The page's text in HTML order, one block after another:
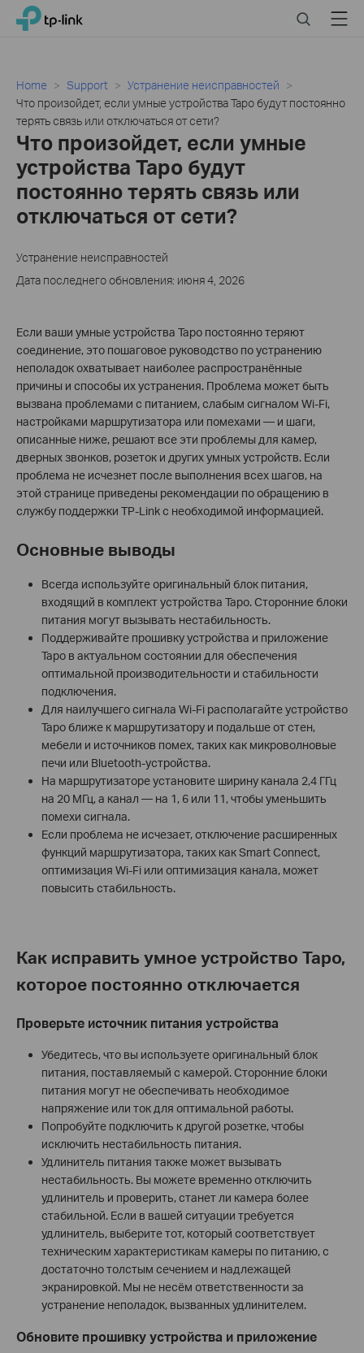
Click
navigation
bar
TP-Link, Reliably Smart SearchMenu
Home Support
Устранение неисправностей
Что произойдет, если умные устройства Tapo будут постоянно
терять связь или отключаться от сети?
Что произойдет, если умные
устройства Tapo будут
постоянно терять связь или
отключаться от сети?
Устранение неисправностей
Дата последнего обновления: июня 4, 2026
Если ваши умные устройства Tapo постоянно теряют
соединение, это пошаговое руководство по устранению
неполадок охватывает наиболее распространённые
причины и способы их устранения. Проблема может быть
вызвана проблемами с питанием, слабым сигналом Wi-Fi,
настройками маршрутизатора или помехами — и шаги,
описанные ниже, решают все эти проблемы для камер,
дверных звонков, розеток и других умных устройств. Если
проблема не исчезнет после выполнения всех шагов, на
этой странице приведены рекомендации по обращению в
службу поддержки TP-Link с необходимой информацией.
Основные выводы
Всегда используйте оригинальный блок питания,
входящий в комплект устройства Tapo. Сторонние блоки
питания могут вызывать нестабильность.
Поддерживайте прошивку устройства и приложение
Tapo в актуальном состоянии для обеспечения
оптимальной производительности и стабильности
подключения.
Для наилучшего сигнала Wi-Fi располагайте устройство
Tapo ближе к маршрутизатору и подальше от стен,
мебели и источников помех, таких как микроволновые
печи или Bluetooth-устройства.
На маршрутизаторе установите ширину канала 2,4 ГГц
на 20 МГц, а канал — на 1, 6 или 11, чтобы уменьшить
помехи сигнала.
Если проблема не исчезает, отключение расширенных
функций маршрутизатора, таких как Smart Connect,
оптимизация Wi-Fi или оптимизация канала, может
повысить стабильность.
Как исправить умное устройство Tapo,
которое постоянно отключается
Проверьте источник питания устройства
Убедитесь, что вы используете оригинальный блок
питания, поставляемый с камерой. Сторонние блоки
питания могут не обеспечивать необходимое
напряжение или ток для оптимальной работы.
Попробуйте подключить к другой розетке, чтобы
исключить нестабильность питания.
Удлинитель питания также может вызывать
нестабильность. Вы можете временно отключить
удлинитель и проверить, станет ли камера более
стабильной. Если в вашей ситуации требуется
удлинитель, выберите тот, который соответствует
техническим характеристикам камеры по питанию, с
достаточно толстым сечением и надлежащей
экранировкой. Мы не несём ответственности за
устранение неполадок, вызванных удлинителем.
Обновите прошивку устройства и приложение